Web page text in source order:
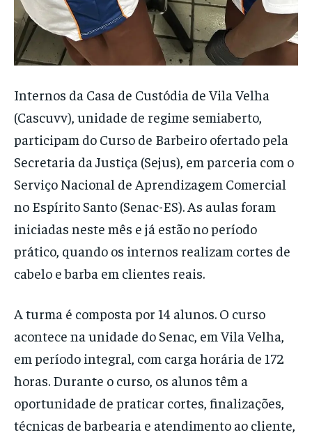
Internos da Casa de Custódia de Vila Velha
(Cascuvv), unidade de regime semiaberto,
participam do Curso de Barbeiro ofertado pela
Secretaria da Justiça (Sejus), em parceria com o
Serviço Nacional de Aprendizagem Comercial
no Espírito Santo (Senac-ES). As aulas foram
iniciadas neste mês e já estão no período
prático, quando os internos realizam cortes de
cabelo e barba em clientes reais.
A turma é composta por 14 alunos. O curso
acontece na unidade do Senac, em Vila Velha,
em período integral, com carga horária de 172
horas. Durante o curso, os alunos têm a
oportunidade de praticar cortes, finalizações,
técnicas de barbearia e atendimento ao cliente,